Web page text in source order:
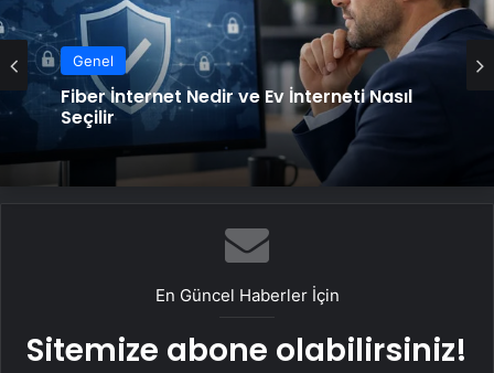
Genel
Fiber İnternet Nedir ve Ev İnterneti Nasıl
Seçilir
En Güncel Haberler İçin
Sitemize abone olabilirsiniz!